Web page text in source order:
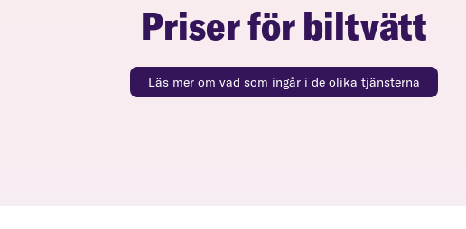
Priser för biltvätt
Läs mer om vad som ingår i de olika tjänsterna